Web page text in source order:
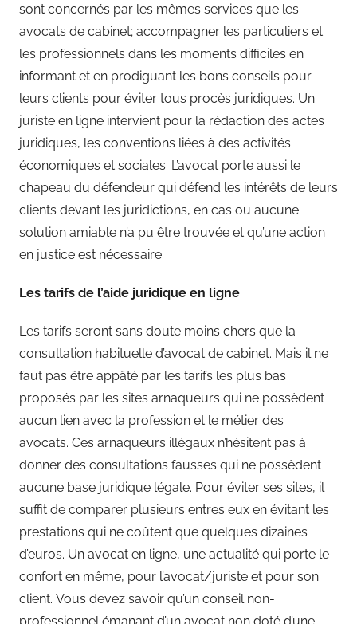
sont concernés par les mêmes services que les
avocats de cabinet; accompagner les particuliers et
les professionnels dans les moments difficiles en
informant et en prodiguant les bons conseils pour
leurs clients pour éviter tous procès juridiques. Un
juriste en ligne intervient pour la rédaction des actes
juridiques, les conventions liées à des activités
économiques et sociales. L’avocat porte aussi le
chapeau du défendeur qui défend les intérêts de leurs
clients devant les juridictions, en cas ou aucune
solution amiable n’a pu être trouvée et qu’une action
en justice est nécessaire.
Les tarifs de l’aide juridique en ligne
Les tarifs seront sans doute moins chers que la
consultation habituelle d’avocat de cabinet. Mais il ne
faut pas être appâté par les tarifs les plus bas
proposés par les sites arnaqueurs qui ne possèdent
aucun lien avec la profession et le métier des
avocats. Ces arnaqueurs illégaux n’hésitent pas à
donner des consultations fausses qui ne possèdent
aucune base juridique légale. Pour éviter ses sites, il
suffit de comparer plusieurs entres eux en évitant les
prestations qui ne coûtent que quelques dizaines
d’euros. Un avocat en ligne, une actualité qui porte le
confort en même, pour l’avocat/juriste et pour son
client. Vous devez savoir qu’un conseil non-